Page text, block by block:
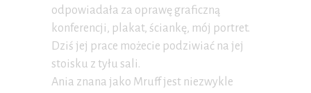
odpowiadała za oprawę graficzną
konferencji, plakat, ściankę, mój portret.
Dziś jej prace możecie podziwiać na jej
stoisku z tyłu sali.
Ania znana jako Mruff jest niezwykle